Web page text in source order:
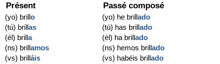
Présent
(yo) brillo
(tú) brillas
(él) brilla
(ns) brillamos
(vs) brilláis
Passé composé
(yo) he brillado
(tú) has brillado
(él) ha brillado
(ns) hemos brillado
(vs) habéis brillado